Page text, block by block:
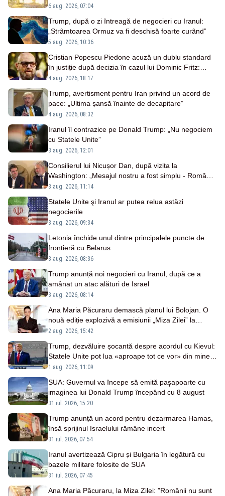
vizată două nopți la rând
6 aug. 2026, 07:04
Trump, după o zi întreagă de negocieri cu Iranul:
„Strâmtoarea Ormuz va fi deschisă foarte curând”
5 aug. 2026, 10:36
Cristian Popescu Piedone acuză un dublu standard
în justiție după decizia în cazul lui Dominic Fritz:
„Pentru mine trei ani interdicție, pentru el o reducere
4 aug. 2026, 18:17
Trump, avertisment pentru Iran privind un acord de
pace: „Ultima șansă înainte de decapitare”
4 aug. 2026, 08:32
Iranul îl contrazice pe Donald Trump: „Nu negociem
cu Statele Unite”
3 aug. 2026, 12:01
Consilierul lui Nicușor Dan, după vizita la
Washington: „Mesajul nostru a fost simplu - România
stă alături de Statele Unite”
3 aug. 2026, 11:14
Statele Unite şi Iranul ar putea relua astăzi
negocierile
3 aug. 2026, 09:34
Letonia închide unul dintre principalele puncte de
frontieră cu Belarus
3 aug. 2026, 08:36
Trump anunță noi negocieri cu Iranul, după ce a
amânat un atac alături de Israel
3 aug. 2026, 08:14
Ana Maria Păcuraru demască planul lui Bolojan. O
nouă ediție explozivă a emisiunii „Miza Zilei” la
Realitatea PLUS
2 aug. 2026, 15:42
Trump, dezvăluire șocantă despre acordul cu Kievul:
Statele Unite pot lua «aproape tot ce vor» din minele
Ucrainei”
1 aug. 2026, 11:09
SUA: Guvernul va începe să emită paşapoarte cu
imaginea lui Donald Trump începând cu 8 august
31 iul. 2026, 15:20
Trump anunță un acord pentru dezarmarea Hamas,
însă sprijinul Israelului rămâne incert
31 iul. 2026, 07:54
Iranul avertizează Cipru și Bulgaria în legătură cu
bazele militare folosite de SUA
31 iul. 2026, 07:45
Ana Maria Păcuraru, la Miza Zilei: ”Românii nu sunt